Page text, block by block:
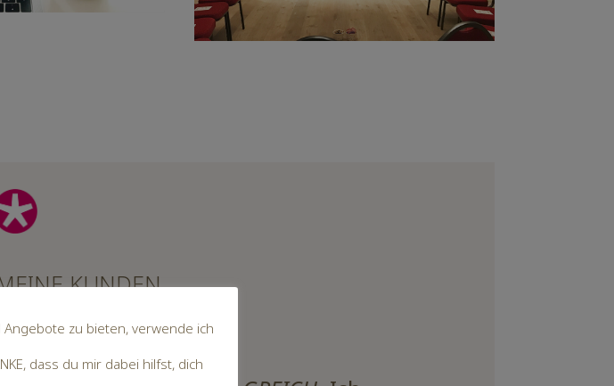
KUNDEN
zu bieten, verwende ich
dass du mir dabei hilfst, dich